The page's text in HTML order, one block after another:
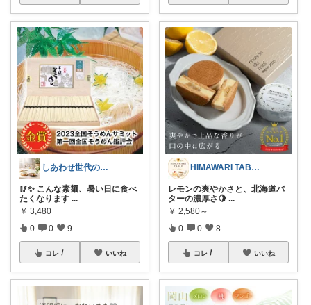
しあわせ世代のおすすめ便
🥢✨ こんな素麺、暑い日に食べ
たくなります ...
￥ 3,480
0 0 9
コレ いいね
HIMAWARI TABLE🌼
レモンの爽やかさと、北海道バ
ターの濃厚さ🍋 ...
￥ 2,580～
0 0 8
コレ いいね